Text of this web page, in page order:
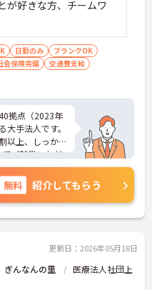
が好きな方、チームワ
日勤のみ
ブランクOK
会保険完備
交通費支給
拠点（2023年
手法人です。
以上、しっか
ご就業いただ
る方に、手を
のあるお仕事
望休制度もあ
環境です。ご
ど、さらに詳
無料 紹介してもらう
更新日：2026年05月18日
んなんの里
医療法人社団上